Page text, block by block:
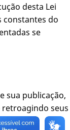
desta Lei
do
se
sua publicação,
retroagindo seus